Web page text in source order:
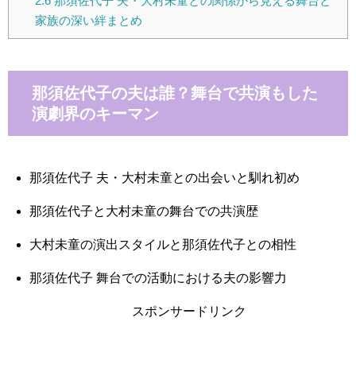
家族の深い絆まとめ
那須佐代子の夫は誰？舞台で共演もした
演劇界のキーマン
那須佐代子 夫・大村未童との出会いと馴れ初め
那須佐代子と大村未童の舞台での共演歴
大村未童の演出スタイルと那須佐代子との相性
那須佐代子 舞台での活動における夫の影響力
スポンサードリンク